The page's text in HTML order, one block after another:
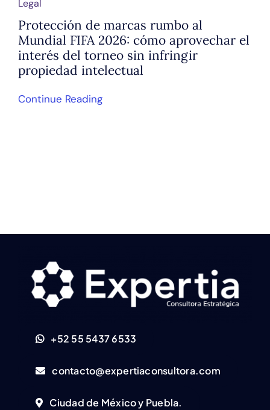
Legal
Protección de marcas rumbo al
Mundial FIFA 2026: cómo aprovechar el
interés del torneo sin infringir
propiedad intelectual
Continue Reading
+52 55 5437 6533
contacto@expertiaconsultora.com
Ciudad de México y Puebla.